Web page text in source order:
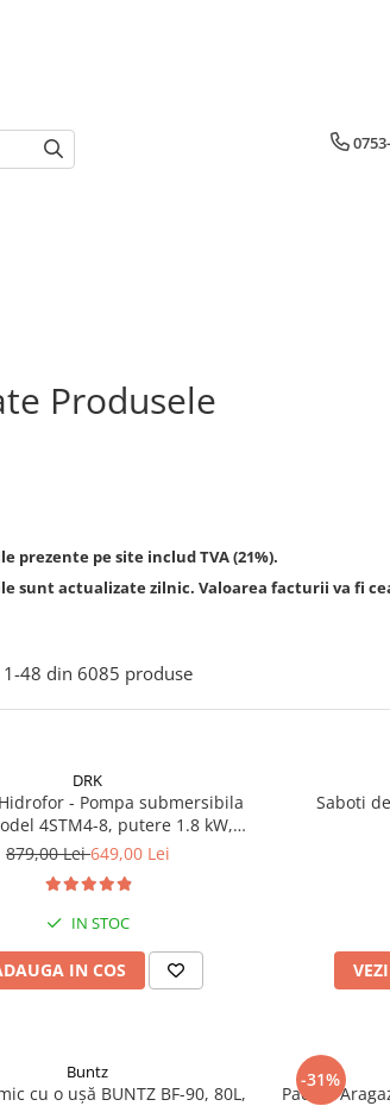
Produsele
prezente pe site includ TVA (21%).
sunt actualizate zilnic. Valoarea facturii va fi
1-48 din 6085 produse
DRK
Hidrofor - Pompa submersibila
4STM4-8, putere 1.8 kW,
h, 8 turbine + Presostat
10 Bar
879,00 Lei649,00 Lei
IN STOC
IN COS
Saboti
Buntz
cu o ușă BUNTZ BF-90, 80L,
-31%
Pachet